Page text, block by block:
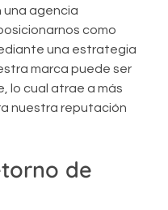
una agencia
como
una estrategia
marca puede ser
lo cual atrae a más
nuestra reputación
de